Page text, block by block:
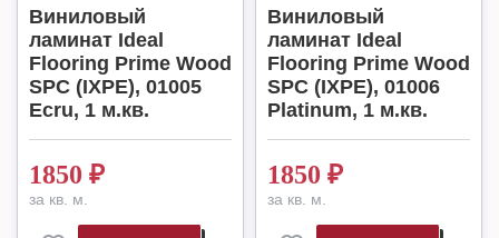
Виниловый
ламинат Ideal
Flooring Prime Wood
SPC (IXPE), 01005
Ecru, 1 м.кв.
1850 ₽
за кв. м.
Виниловый
ламинат Ideal
Flooring Prime Wood
SPC (IXPE), 01006
Platinum, 1 м.кв.
1850 ₽
за кв. м.